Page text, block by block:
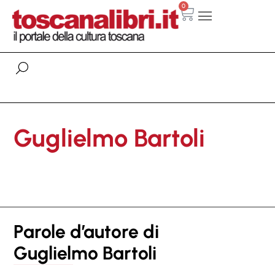
0
Guglielmo Bartoli
Parole d’autore di
Guglielmo Bartoli